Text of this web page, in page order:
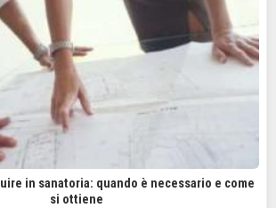
in sanatoria: quando è necessario e come
si ottiene